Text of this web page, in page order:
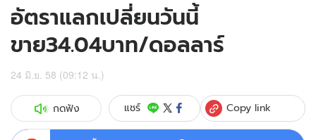
อัตราแลกเปลี่ยนวันนี้
ขาย34.04บาท/ดอลลาร์
24 มิ.ย. 58 (09:12 น.)
กดฟัง แชร์ Copy link